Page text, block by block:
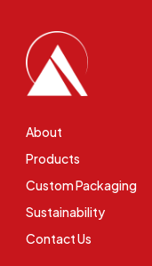
About
Products
Custom Packaging
Sustainability
Contact Us